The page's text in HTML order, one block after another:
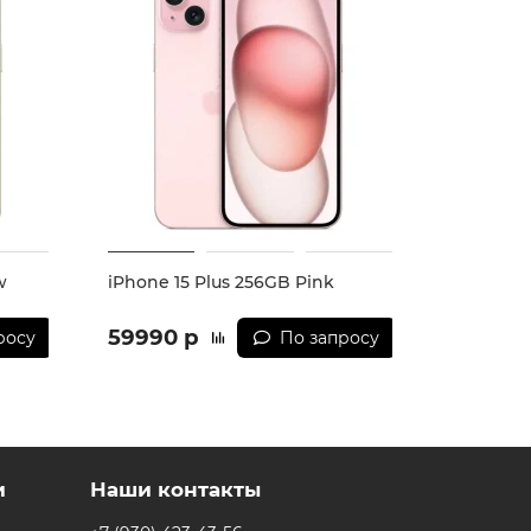
iPhone 15 Plus 256GB Pink
59990 р По запросу
Наши контакты